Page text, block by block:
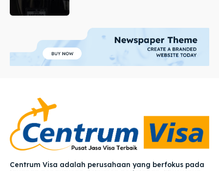
Centrum Visa adalah perusahaan yang berfokus pada